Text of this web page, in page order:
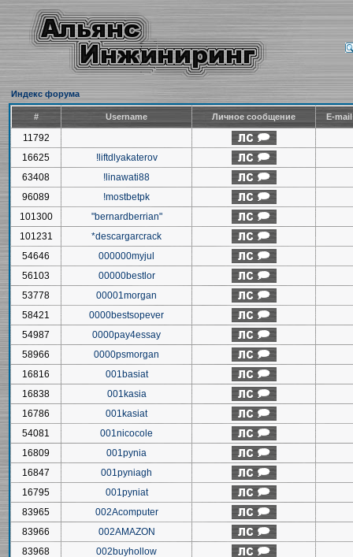
Индекс форума
# Username Личное сообщение E-
11792
16625
!liftdlyakaterov
63408
!linawati88
96089
!mostbetpk
101300
"bernardberrian"
101231
*descargarcrack
54646
000000myjul
56103
00000bestlor
53778
00001morgan
58421
0000bestsopever
54987
0000pay4essay
58966
0000psmorgan
16816
001basiat
16838
001kasia
16786
001kasiat
54081
001nicocole
16809
001pynia
16847
001pyniagh
16795
001pyniat
83965
002Acomputer
83966
002AMAZON
83968
002buyhollow